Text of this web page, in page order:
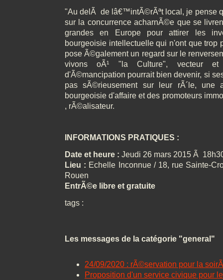
"Au delÃ de lâ€™intÃ©rÃªt local, je pense
sur la concurrence acharnÃ©e que se
grandes en Europe pour attirer les
bourgeoisie intellectuelle qui n'ont que trop
pose Ã©galement un regard sur le
vivons oÃ¹ "la Culture", vecteur et
d'Ã©mancipation pourrait bien devenir, si
pas sÃ©rieusement sur leur rÃ´le, une
bourgeoisie d'affaire et des promoteurs
, rÃ©alisateur.
INFORMATIONS PRATIQUES :
Date et heure : Jeudi 26 mars 2015 Ã
Lieu : Echelle Inconnue / 18, rue Sainte-
Rouen
EntrÃ©e libre et gratuite
tags :
Les messages de la catégorie "general"
24/09/2020 : rÃ©servation pour la
Proposition d'un service civique pour